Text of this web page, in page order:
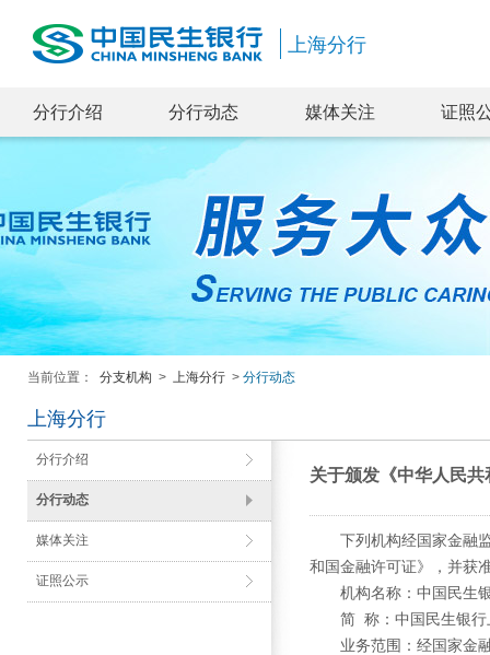
上海分行
分行介绍 分行动态 媒体关注 证照
当前位置： 分支机构 > 上海分行 > 分行动态
上海分行
分行介绍
分行动态
媒体关注
证照公示
关于颁发《中华人民
下列机构经国家金融监
和国金融许可证》，并获
机构名称：中国民生银
简 称：中国民生银行
业务范围：经国家金融